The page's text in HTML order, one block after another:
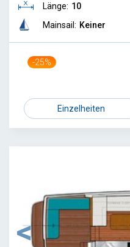
Länge: 10
Mainsail: Keiner
-25%
Einzelheiten